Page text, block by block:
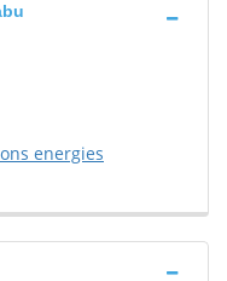
energies